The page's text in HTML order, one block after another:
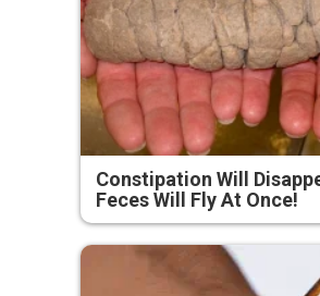
Constipation Will
Feces Will Fly At Once!